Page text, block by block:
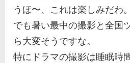
うほ〜、これは楽しみだわ。
でも暑い最中の撮影と全国
ら大変そうですな。
特にドラマの撮影は睡眠時